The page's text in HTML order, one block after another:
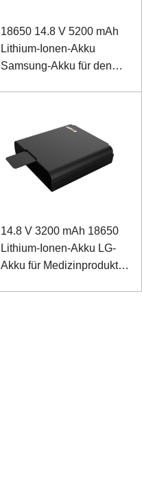
18650 14.8 V 5200 mAh
Lithium-Ionen-Akku
Samsung-Akku für den
14.8 V 3200 mAh 18650
Lithium-Ionen-Akku LG-
Akku für Medizinprodukte